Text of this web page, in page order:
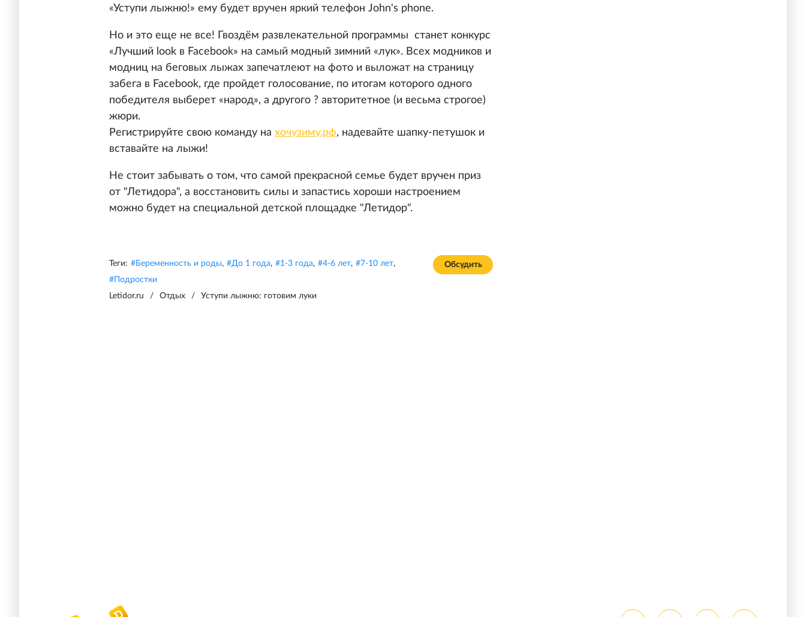
«Уступи лыжню!» ему будет вручен яркий телефон John's phone.
Но и это еще не все! Гвоздём развлекательной программы станет конкурс
«Лучший look в Facebook» на самый модный зимний «лук». Всех модников и
модниц на беговых лыжах запечатлеют на фото и выложат на страницу
забега в Facebook, где пройдет голосование, по итогам которого одного
победителя выберет «народ», а другого ? авторитетное (и весьма строгое)
жюри.
Регистрируйте свою команду на хочузиму.рф, надевайте шапку-петушок и
вставайте на лыжи!
Не стоит забывать о том, что самой прекрасной семье будет вручен приз
от "Летидора", а восстановить силы и запастись хороши настроением
можно будет на специальной детской площадке "Летидор".
Обсудить
Теги: #Беременность и роды, #До 1 года, #1-3 года, #4-6 лет, #7-10 лет,
# Подростки
Letidor.ru
/ Отдых / Уступи лыжню: готовим луки